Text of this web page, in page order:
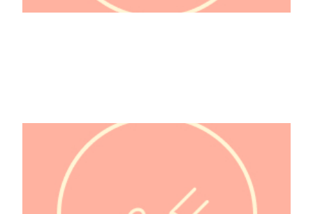
@casseroleetchocolat